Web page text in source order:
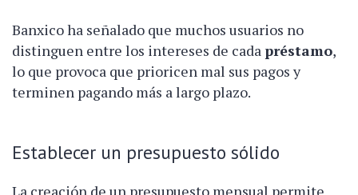
Banxico ha señalado que muchos usuarios no
distinguen entre los intereses de cada préstamo,
lo que provoca que prioricen mal sus pagos y
terminen pagando más a largo plazo.
Establecer un presupuesto sólido
La creación de un presupuesto mensual permite